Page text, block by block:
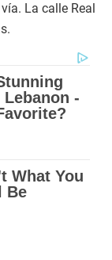
La calle Real